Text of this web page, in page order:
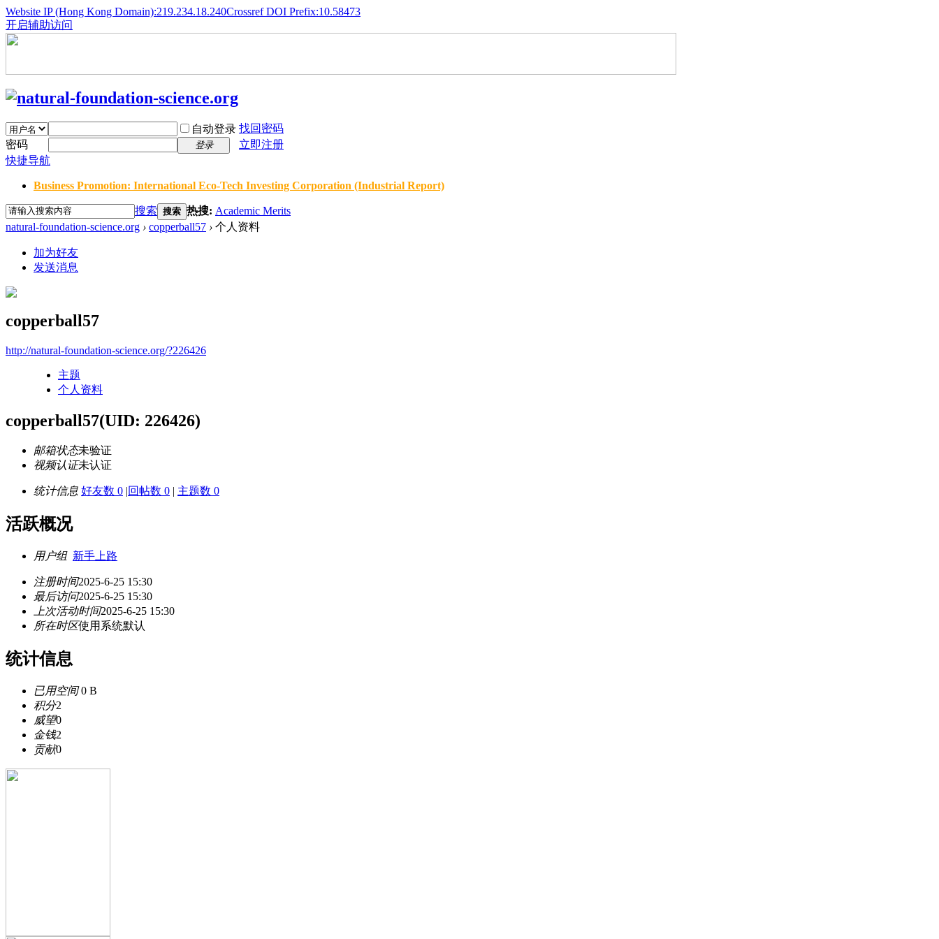
Website IP (Hong Kong Domain):219.234.18.240Crossref DOI Prefix:10.58473
开启辅助访问
自动登录 找回密码
密码
登录
立即注册
快捷导航
Business Promotion: International Eco-Tech Investing Corporation (Industrial Report)
搜索 搜索 热搜: Academic Merits
natural-foundation-science.org › copperball57 › 个人资料
加为好友
发送消息
copperball57
http://natural-foundation-science.org/?226426
主题
个人资料
copperball57(UID: 226426)
邮箱状态未验证
视频认证未认证
统计信息 好友数 0 |回帖数 0 | 主题数 0
活跃概况
用户组 新手上路
注册时间2025-6-25 15:30
最后访问2025-6-25 15:30
上次活动时间2025-6-25 15:30
所在时区使用系统默认
统计信息
已用空间0 B
积分2
威望0
金钱2
贡献0